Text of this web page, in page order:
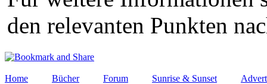
den relevanten Punkten
Home Bücher Forum Sunrise & Sunset